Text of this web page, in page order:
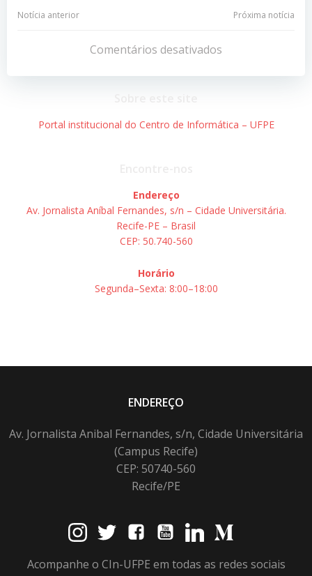
Navegação
Post
Notícia anterior
Navegação
de
Post
Próxima notícia
Comentários desativados
Portal institucional do Centro de Informática – UFPE
Endereço
Av. Jornalista Aníbal Fernandes, s/n – Cidade Universitária.
Recife-PE – Brasil
CEP: 50.740-560
Horário
Segunda–Sexta: 8:00–18:00
ENDEREÇO
Av. Jornalista Anibal Fernandes, s/n, Cidade Universitária
(Campus Recife)
CEP: 50740-560
Recife/PE
Acompanhe o CIn-UFPE em todas as redes sociais